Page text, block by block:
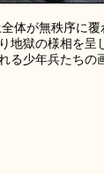
体が無秩序に
地獄の様相を
る少年兵たちの